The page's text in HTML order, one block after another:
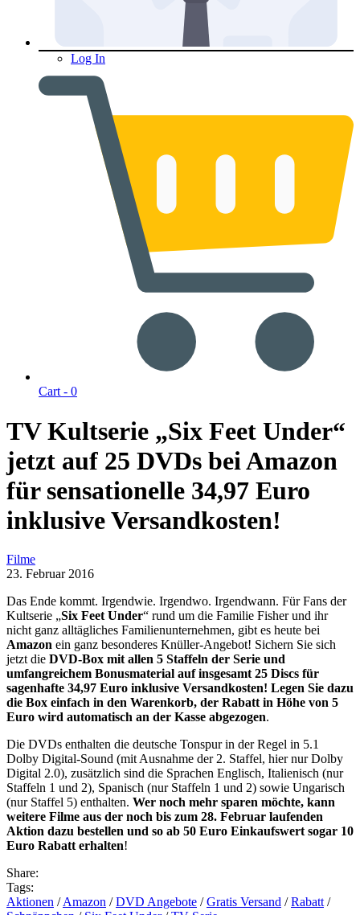
Log In
Cart - 0
TV Kultserie „Six Feet Under“
jetzt auf 25 DVDs bei Amazon
für sensationelle 34,97 Euro
inklusive Versandkosten!
Filme
23. Februar 2016
Das Ende kommt. Irgendwie. Irgendwo. Irgendwann. Für Fans der
Kultserie „Six Feet Under“ rund um die Familie Fisher und ihr
nicht ganz alltägliches Familienunternehmen, gibt es heute bei
Amazon ein ganz besonderes Knüller-Angebot! Sichern Sie sich
jetzt die DVD-Box mit allen 5 Staffeln der Serie und
umfangreichem Bonusmaterial auf insgesamt 25 Discs für
sagenhafte 34,97 Euro inklusive Versandkosten! Legen Sie dazu
die Box einfach in den Warenkorb, der Rabatt in Höhe von 5
Euro wird automatisch an der Kasse abgezogen.
Die DVDs enthalten die deutsche Tonspur in der Regel in 5.1
Dolby Digital-Sound (mit Ausnahme der 2. Staffel, hier nur Dolby
Digital 2.0), zusätzlich sind die Sprachen Englisch, Italienisch (nur
Staffeln 1 und 2), Spanisch (nur Staffeln 1 und 2) sowie Ungarisch
(nur Staffel 5) enthalten. Wer noch mehr sparen möchte, kann
weitere Filme aus der noch bis zum 28. Februar laufenden
Aktion dazu bestellen und so ab 50 Euro Einkaufswert sogar 10
Euro Rabatt erhalten!
Share:
Tags:
Aktionen /Amazon /DVD Angebote /Gratis Versand /Rabatt /